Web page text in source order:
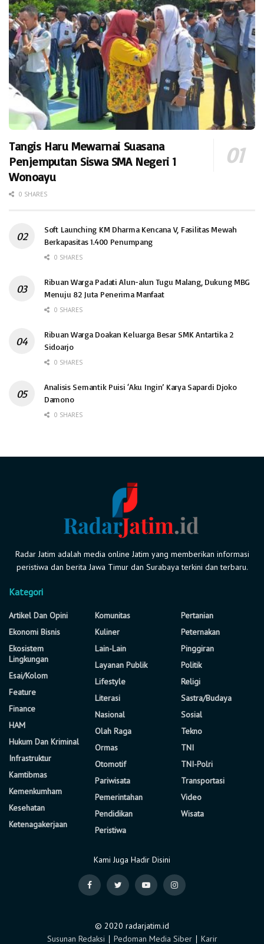
Tangis Haru Mewarnai Suasana
Penjemputan Siswa SMA Negeri 1
Wonoayu
0 SHARES
Soft Launching KM Dharma Kencana V, Fasilitas Mewah
Berkapasitas 1.400 Penumpang
0 SHARES
Ribuan Warga Padati Alun-alun Tugu Malang, Dukung MBG
Menuju 82 Juta Penerima Manfaat
0 SHARES
Ribuan Warga Doakan Keluarga Besar SMK Antartika 2
Sidoarjo
0 SHARES
Analisis Semantik Puisi ‘Aku Ingin’ Karya Sapardi Djoko
Damono
0 SHARES
Radar Jatim adalah media online Jatim yang memberikan informasi
peristiwa dan berita Jawa Timur dan Surabaya terkini dan terbaru.
Kategori
Artikel Dan Opini
Ekonomi Bisnis
Ekosistem
Lingkungan
Esai/Kolom
Feature
Finance
HAM
Hukum Dan Kriminal
Infrastruktur
Kamtibmas
Kemenkumham
Kesehatan
Ketenagakerjaan
Komunitas
Kuliner
Lain-Lain
Layanan Publik
Lifestyle
Literasi
Nasional
Olah Raga
Ormas
Otomotif
Pariwisata
Pemerintahan
Pendidikan
Peristiwa
Pertanian
Peternakan
Pinggiran
Politik
Religi
Sastra/Budaya
Sosial
Tekno
TNI
TNI-Polri
Transportasi
Video
Wisata
Kami Juga Hadir Disini
© 2020 radarjatim.id
Susunan Redaksi ∣ Pedoman Media Siber∣ Karir